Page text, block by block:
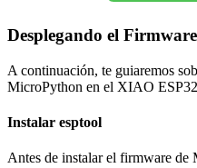
Desplegando el
A continuación, te guiaremos
MicroPython en el XIAO
Instalar esptool
Antes de instalar el firmware de